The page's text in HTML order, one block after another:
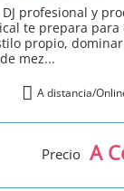
profesional y
te prepara
propio,
mez...
A distancia/
Precio A